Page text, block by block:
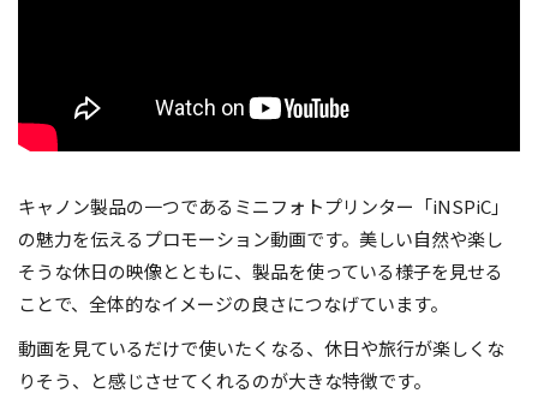
キャノン製品の一つであるミニフォトプリンター「iNSPiC」
の魅力を伝えるプロモーション動画です。美しい自然や楽し
そうな休日の映像とともに、製品を使っている様子を見せる
ことで、全体的なイメージの良さにつなげています。
動画を見ているだけで使いたくなる、休日や旅行が楽しくな
りそう、と感じさせてくれるのが大きな特徴です。